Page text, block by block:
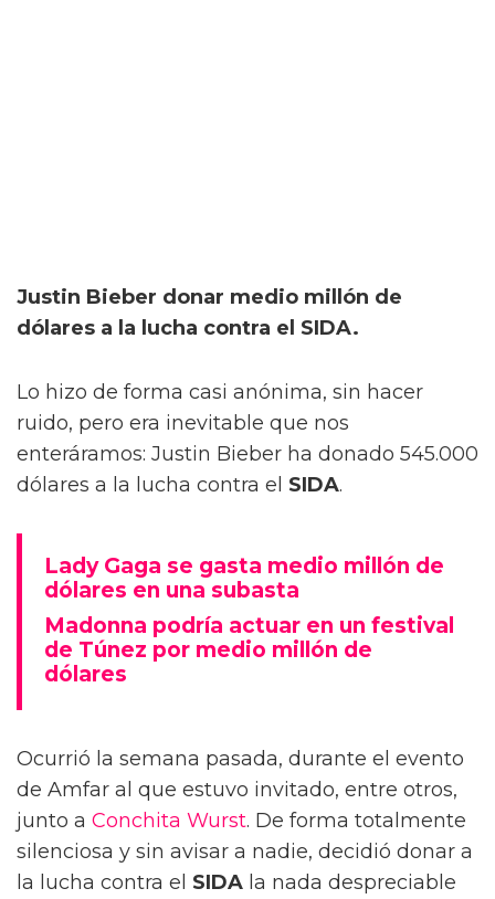
Justin Bieber donar medio millón de
dólares a la lucha contra el SIDA.
Lo hizo de forma casi anónima, sin hacer
ruido, pero era inevitable que nos
enteráramos: Justin Bieber ha donado 545.000
dólares a la lucha contra el SIDA.
Lady Gaga se gasta medio millón de
dólares en una subasta
Madonna podría actuar en un festival
de Túnez por medio millón de
dólares
Ocurrió la semana pasada, durante el evento
de Amfar al que estuvo invitado, entre otros,
junto a Conchita Wurst. De forma totalmente
silenciosa y sin avisar a nadie, decidió donar a
la lucha contra el SIDA la nada despreciable